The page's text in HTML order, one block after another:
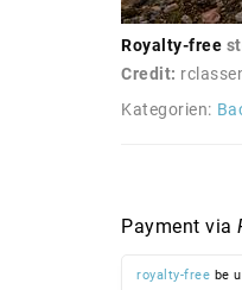
Royalty-free
Credit:
Kategorien:
Payment via
royalty-free be